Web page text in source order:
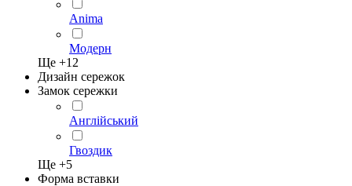
Anima
Модерн
Ще +12
Дизайн сережок
Замок сережки
Англійський
Гвоздик
Ще +5
Форма вставки